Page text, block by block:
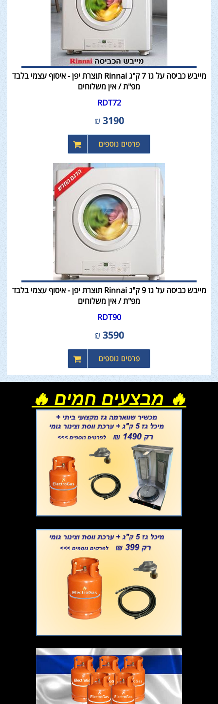
מייבש כביסה על גז 7 ק"ג Rinnai תוצרת יפן - איסוף עצמי בלבד
מפ"ת / אין משלוחים
RDT72
3190
₪
מייבש כביסה על גז 9 ק"ג Rinnai תוצרת יפן - איסוף עצמי בלבד
מפ"ת / אין משלוחים
RDT90
3590
₪
🔥 מבצעים חמים 🔥